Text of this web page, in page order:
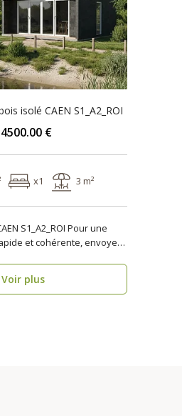
isolé CAEN S1_A2_ROI
€
x1 3 m²
Pour une
et cohérente, envoyez-
Voir plus